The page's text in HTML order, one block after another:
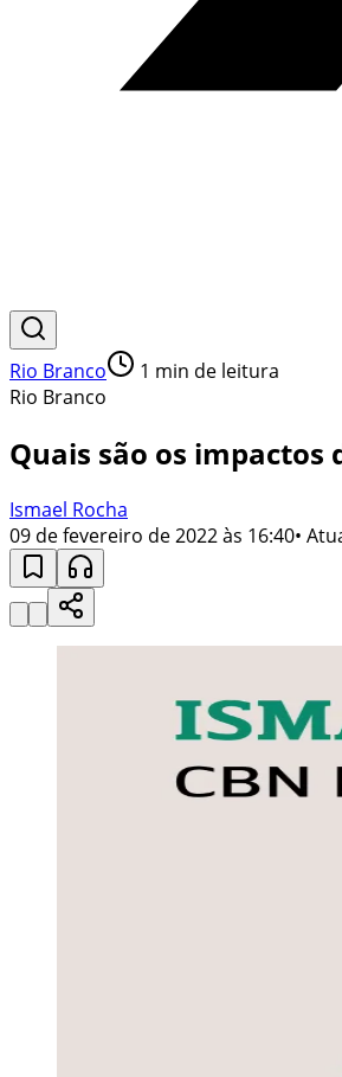
Rio Branco 1 min de leitura
Rio Branco
Quais são os impactos
Ismael Rocha
09 de fevereiro de 2022 às 16:40•